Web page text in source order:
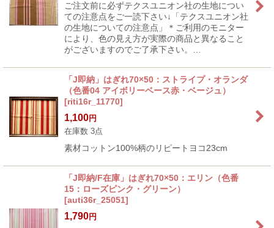
ご注文前に必ずテクスユニオン社の生地につい
ての注意点をご一読下さい↓「テクスユニオン社
の生地についての注意点」＊ご利用のモニター
により、色の見え方が実際の商品と異なること
がございますのでご了承下さい。…
「J即納」はぎれ70×50：ストライプ・オランダ
（色番04 アイボリーベース赤・ベージュ）
[riti16r_11770]
1,100円
在庫数 3点
素材コットン100%柄のリピートヨコ23cm
「J即納/F在庫」はぎれ70×50：エリン（色番
15：ローズピンク・グリーン）
[auti36r_25051]
1,790円